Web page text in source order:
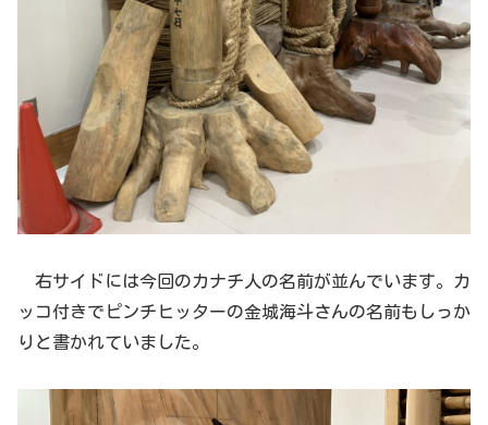
右サイドには今回のカナチ人の名前が並んでいます。カ
ッコ付きでピンチヒッターの金城海斗さんの名前もしっか
りと書かれていました。